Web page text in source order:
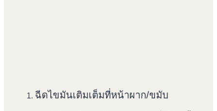
ฉีดไขมันเติมเต็มที่หน้าผาก/ขมับ